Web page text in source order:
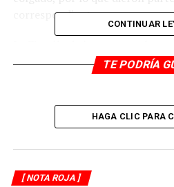
correspondientes.
mientras que personal de
criminalística de campo y
RELATED TOPICS:
DESPUÉS
Capturan a integrante de la
Xilohuas”
CONTINUAR
TE PODRÍA
HAGA CLIC PARA
[ NOTA ROJA ]